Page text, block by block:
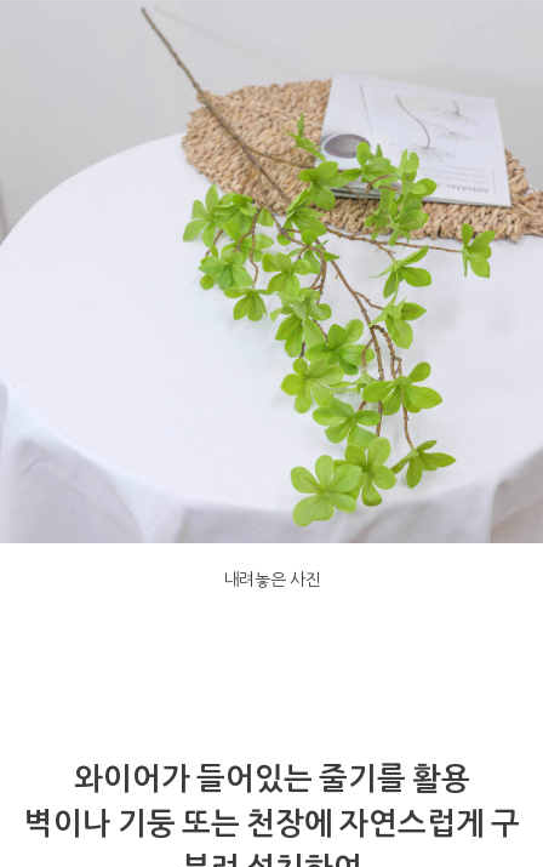
내려놓은 사진
와이어가 들어있는 줄기를 활용
벽이나 기둥 또는 천장에 자연스럽게 구